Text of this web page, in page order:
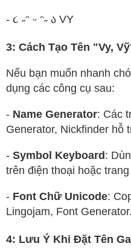
- ૮ ˶ᵔ ᵕ ᵔ˶ ა VY
3: Cách Tạo Tên "Vy,
Nếu bạn muốn nhanh
dụng các công cụ sau:
- Name Generator: Các
Generator, Nickfinder hỗ
- Symbol Keyboard:
trên điện thoại hoặc
- Font Chữ Unicode:
Lingojam, Font Generator.
4: Lưu Ý Khi Đặt Tên